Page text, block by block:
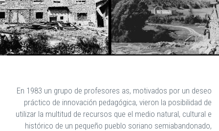
En 1983 un grupo de profesores as, motivados por un deseo
práctico de innovación pedagógica, vieron la posibilidad de
utilizar la multitud de recursos que el medio natural, cultural e
histórico de un pequeño pueblo soriano semiabandonado,